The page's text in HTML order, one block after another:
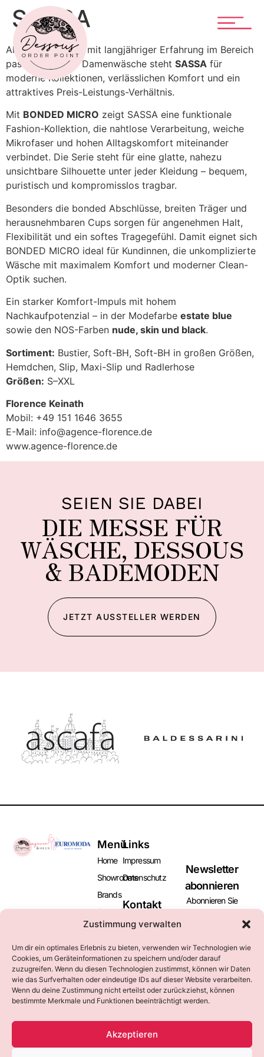
Zustimmung verwalten
Um dir ein optimales Erlebnis zu bieten, verwenden wir Technologien wie
Cookies, um Geräteinformationen zu speichern und/oder darauf
zuzugreifen. Wenn du diesen Technologien zustimmst, können wir Daten
wie das Surfverhalten oder eindeutige IDs auf dieser Website verarbeiten.
Wenn du deine Zustimmung nicht erteilst oder zurückziehst, können
bestimmte Merkmale und Funktionen beeinträchtigt werden.
Akzeptieren
SASSA
Als Wäschemarke mit langjähriger Erfahrung im Bereich
passformstarker Damenwäsche steht SASSA für
moderne Kollektionen, verlässlichen Komfort und ein
attraktives Preis-Leistungs-Verhältnis.
Mit BONDED MICRO zeigt SASSA eine funktionale
Fashion-Kollektion, die nahtlose Verarbeitung, weiche
Mikrofaser und hohen Alltagskomfort miteinander
verbindet. Die Serie steht für eine glatte, nahezu
unsichtbare Silhouette unter jeder Kleidung – bequem,
puristisch und kompromisslos tragbar.
Besonders die bonded Abschlüsse, breiten Träger und
herausnehmbaren Cups sorgen für angenehmen Halt,
Flexibilität und ein softes Tragegefühl. Damit eignet sich
BONDED MICRO ideal für Kundinnen, die unkomplizierte
Wäsche mit maximalem Komfort und moderner Clean-
Optik suchen.
Ein starker Komfort-Impuls mit hohem
Nachkaufpotenzial – in der Modefarbe estate blue
sowie den NOS-Farben nude, skin und black.
Sortiment: Bustier, Soft-BH, Soft-BH in großen Größen,
Hemdchen, Slip, Maxi-Slip und Radlerhose
Größen: S–XXL
Florence Keinath
Mobil: +49 151 1646 3655
E-Mail: info@agence-florence.de
www.agence-florence.de
SEIEN SIE DABEI
DIE MESSE FÜR
WÄSCHE, DESSOUS
& BADEMODEN
JETZT AUSSTELLER WERDEN
Menü
Home
Showrooms
Brands
Aussteller
Besucher
News
Kataloge
Kontakt
Links
Impressum
Datenschutz
Kontakt
169016
marketing@euromoda-
neuss.de
Newsletter
abonnieren
Abonnieren Sie
kommende Messen
und Events.